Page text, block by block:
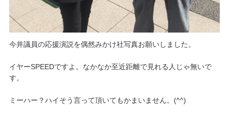
今井議員の応援演説を偶然みかけ社写真お願いしました。
イヤーSPEEDですよ。なかなか至近距離で見れる人じゃ無いで
す。
ミーハー？ハイそう言って頂いてもかまいません。(^^)